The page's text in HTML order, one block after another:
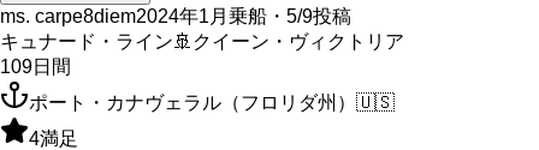
ms. carpe8diem2024年1月乗船・5/9投稿
キュナード・ライン 🚢 クイーン・ヴィクトリア
109日間
ポート・カナヴェラル（フロリダ州） 🇺🇸
4満足